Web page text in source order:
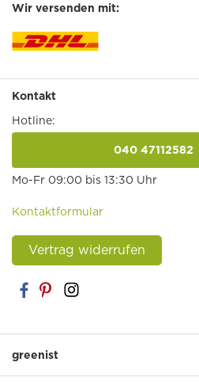
Wir versenden mit:
Kontakt
Hotline:
040 47112582
Mo-Fr 09:00 bis 13:30 Uhr
Kontaktformular
Vertrag widerrufen
greenist